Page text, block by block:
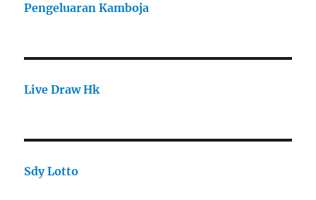
Pengeluaran Kamboja
Live Draw Hk
Sdy Lotto